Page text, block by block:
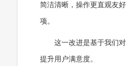
简洁清晰，操作更直观友
项。
这一改进是基于我们
提升用户满意度。